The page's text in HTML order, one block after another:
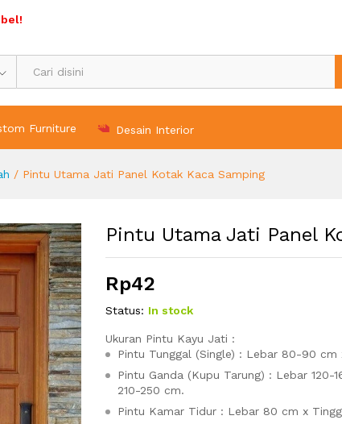
Furniture Desain Interior
/ Pintu Utama Jati Panel Kotak Kaca Samping
Pintu Utama Jati Panel
Rp42
Status: In stock
Ukuran Pintu Kayu Jati :
Pintu Tunggal (Single) : Lebar 80-90 cm
Pintu Ganda (Kupu Tarung) : Lebar
210-250 cm.
Pintu Kamar Tidur : Lebar 80 cm x